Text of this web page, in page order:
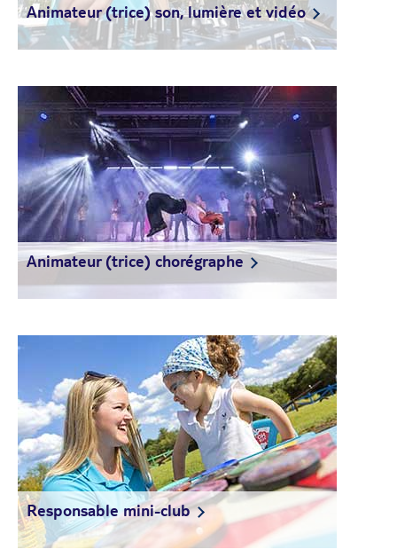
Animateur (trice) son, lumière et vidéo
Animateur (trice) chorégraphe
Responsable mini-club